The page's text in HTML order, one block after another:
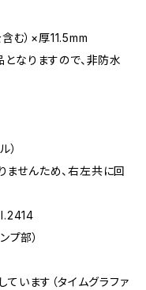
む）×厚11.5mm
なりますので、非防水
）
せんため、右左共に回
部）
ています（タイムグラファ